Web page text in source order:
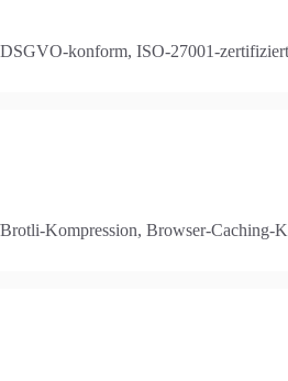
konform, ISO-27001-
Kompression, Browser-